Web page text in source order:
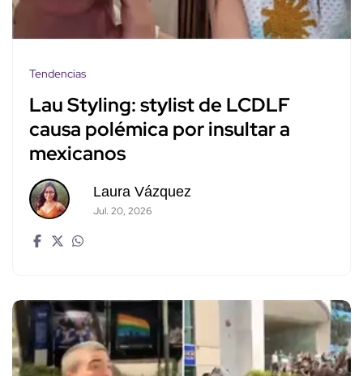
Tendencias
Lau Styling: stylist de LCDLF
causa polémica por insultar a
mexicanos
Laura Vázquez
Jul. 20, 2026